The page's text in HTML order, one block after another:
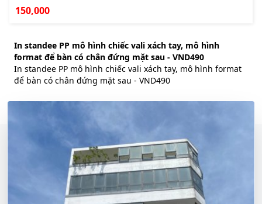
150,000
In standee PP mô hình chiếc vali xách tay, mô hình
format để bàn có chân đứng mặt sau - VND490
In standee PP mô hình chiếc vali xách tay, mô hình format
để bàn có chân đứng mặt sau - VND490